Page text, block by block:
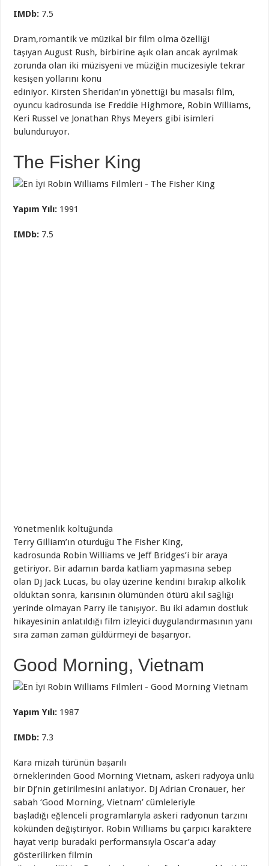
IMDb: 7.5
Dram,romantik ve müzikal bir film olma özelliği
taşıyan August Rush, birbirine aşık olan ancak ayrılmak
zorunda olan iki müzisyeni ve müziğin mucizesiyle tekrar
kesişen yollarını konu
ediniyor. Kirsten Sheridan’ın yönettiği bu masalsı film,
oyuncu kadrosunda ise Freddie Highmore, Robin Williams,
Keri Russel ve Jonathan Rhys Meyers gibi isimleri
bulunduruyor.
The Fisher King
Yapım Yılı: 1991
IMDb: 7.5
Yönetmenlik koltuğunda
Terry Gilliam’ın oturduğu The Fisher King,
kadrosunda Robin Williams ve Jeff Bridges’i bir araya
getiriyor. Bir adamın barda katliam yapmasına sebep
olan Dj Jack Lucas, bu olay üzerine kendini bırakıp alkolik
olduktan sonra, karısının ölümünden ötürü akıl sağlığı
yerinde olmayan Parry ile tanışıyor. Bu iki adamın dostluk
hikayesinin anlatıldığı film izleyici duygulandırmasının yanı
sıra zaman zaman güldürmeyi de başarıyor.
Good Morning, Vietnam
Yapım Yılı: 1987
IMDb: 7.3
Kara mizah türünün başarılı
örneklerinden Good Morning Vietnam, askeri radyoya ünlü
bir Dj’nin getirilmesini anlatıyor. Dj Adrian Cronauer, her
sabah ‘Good Morning, Vietnam’ cümleleriyle
başladığı eğlenceli programlarıyla askeri radyonun tarzını
kökünden değiştiriyor. Robin Williams bu çarpıcı karaktere
hayat verip buradaki performansıyla Oscar’a aday
gösterilirken filmin